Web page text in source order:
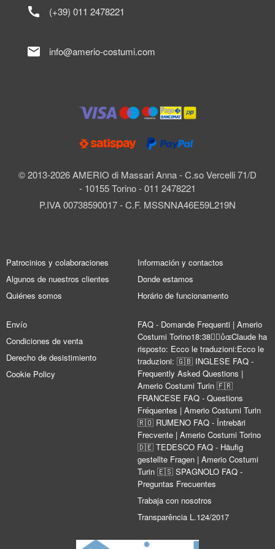
© 2013-2026 AMERIO di Massari Anna - C.so Vercelli 71/D
- 10155 Torino - 011 2478221
P.IVA 00738590017 - C.F. MSSNNA46E59L219N
call (+39) 011 2478221
mail info@amerio-costumi.com
Patrocinios y colaboraciones
Algunos de nuestros clientes
Quiénes somos
Información y contactos
Donde estamos
Horário de funcionamento
Envío
Condiciones de venta
Derecho de desistimiento
Cookie Policy
FAQ - Domande Frequenti | Amerio
Costumi Torino18:38Claude ha
risposto: Ecco le traduzioni:Ecco le
traduzioni: 🇬🇧 INGLESE FAQ -
Frequently Asked Questions |
Amerio Costumi Turin 🇫🇷
FRANCESE FAQ - Questions
Fréquentes | Amerio Costumi Turin
🇷🇴 RUMENO FAQ - Întrebări
Frecvente | Amerio Costumi Torino
🇩🇪 TEDESCO FAQ - Häufig
gestellte Fragen | Amerio Costumi
Turin 🇪🇸 SPAGNOLO FAQ -
Preguntas Frecuentes
Trabaja con nosotros
Transparência L.124/2017